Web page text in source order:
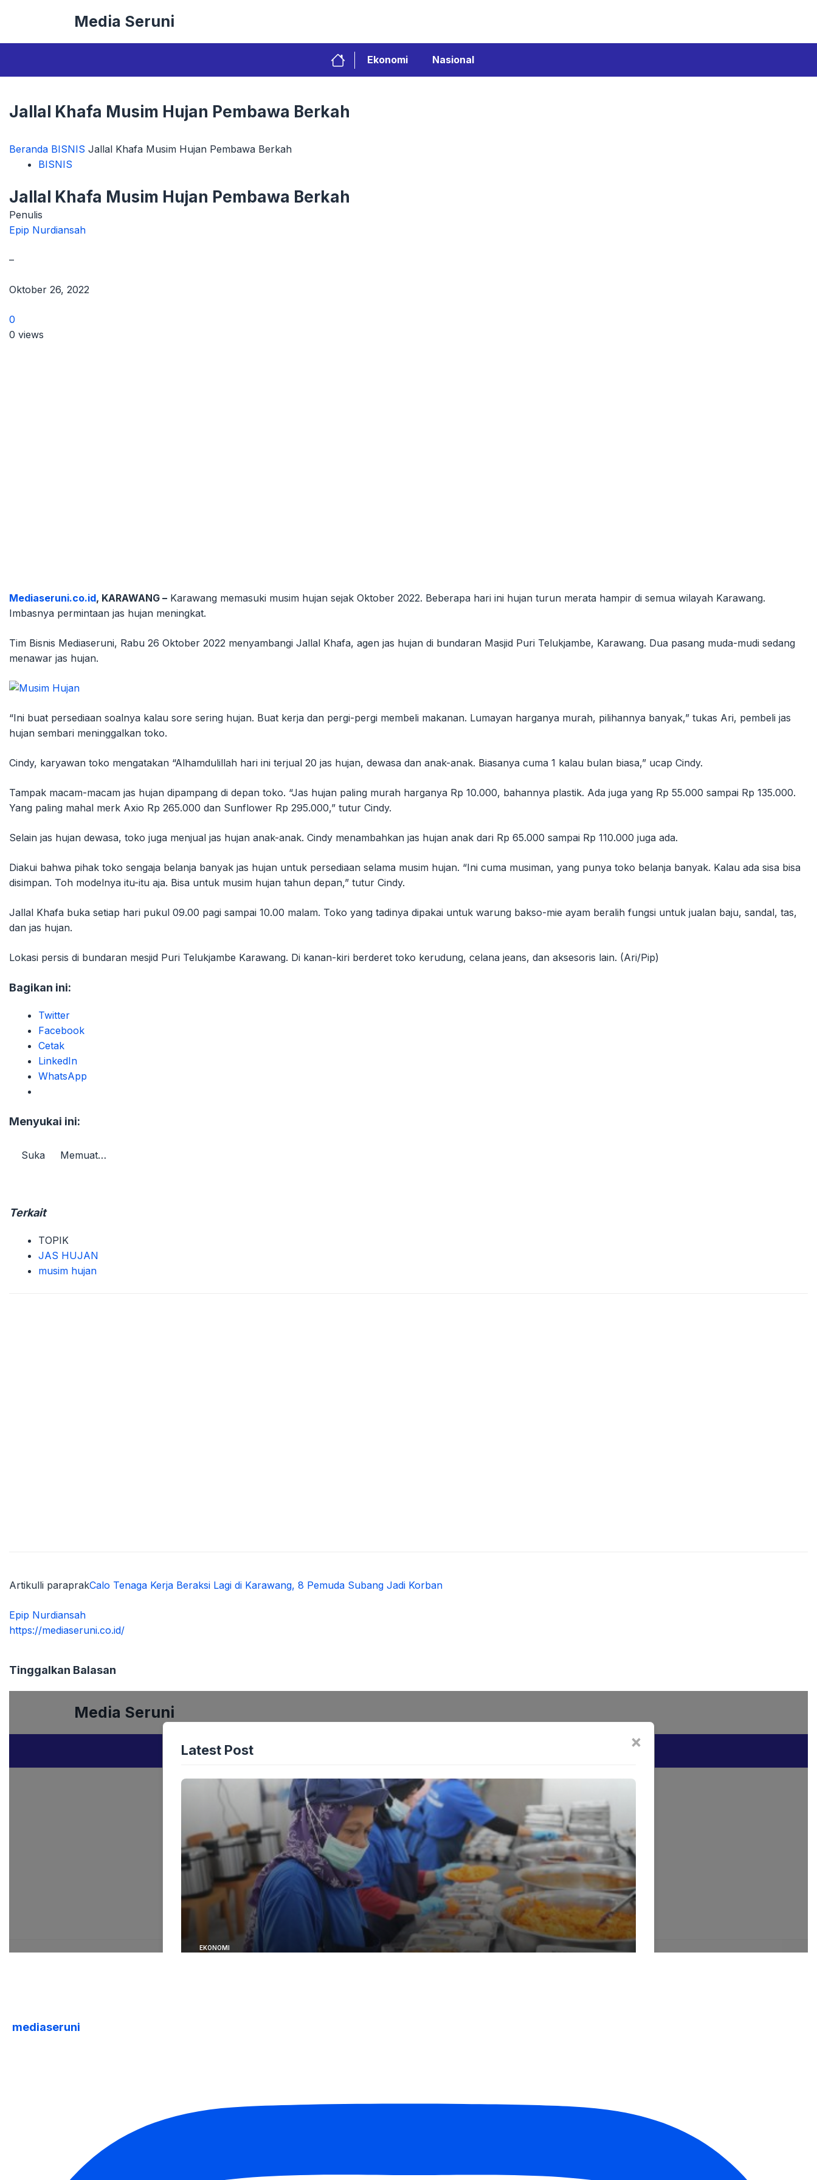
Media Seruni
Ekonomi Nasional
Jallal Khafa Musim Hujan Pembawa Berkah
Beranda BISNIS Jallal Khafa Musim Hujan Pembawa Berkah
BISNIS
Jallal Khafa Musim Hujan Pembawa Berkah
Penulis
Epip Nurdiansah
–
Oktober 26, 2022
0
0 views
Mediaseruni.co.id, KARAWANG – Karawang memasuki musim hujan sejak Oktober 2022. Beberapa hari ini hujan turun merata hampir di semua wilayah Karawang.
Imbasnya permintaan jas hujan meningkat.
Tim Bisnis Mediaseruni, Rabu 26 Oktober 2022 menyambangi Jallal Khafa, agen jas hujan di bundaran Masjid Puri Telukjambe, Karawang. Dua pasang muda-mudi sedang
menawar jas hujan.
“Ini buat persediaan soalnya kalau sore sering hujan. Buat kerja dan pergi-pergi membeli makanan. Lumayan harganya murah, pilihannya banyak,” tukas Ari, pembeli jas
hujan sembari meninggalkan toko.
Cindy, karyawan toko mengatakan “Alhamdulillah hari ini terjual 20 jas hujan, dewasa dan anak-anak. Biasanya cuma 1 kalau bulan biasa,” ucap Cindy.
Tampak macam-macam jas hujan dipampang di depan toko. “Jas hujan paling murah harganya Rp 10.000, bahannya plastik. Ada juga yang Rp 55.000 sampai Rp 135.000.
Yang paling mahal merk Axio Rp 265.000 dan Sunflower Rp 295.000,” tutur Cindy.
Selain jas hujan dewasa, toko juga menjual jas hujan anak-anak. Cindy menambahkan jas hujan anak dari Rp 65.000 sampai Rp 110.000 juga ada.
Diakui bahwa pihak toko sengaja belanja banyak jas hujan untuk persediaan selama musim hujan. “Ini cuma musiman, yang punya toko belanja banyak. Kalau ada sisa bisa
disimpan. Toh modelnya itu-itu aja. Bisa untuk musim hujan tahun depan,” tutur Cindy.
Jallal Khafa buka setiap hari pukul 09.00 pagi sampai 10.00 malam. Toko yang tadinya dipakai untuk warung bakso-mie ayam beralih fungsi untuk jualan baju, sandal, tas,
dan jas hujan.
Lokasi persis di bundaran mesjid Puri Telukjambe Karawang. Di kanan-kiri berderet toko kerudung, celana jeans, dan aksesoris lain. (Ari/Pip)
Bagikan ini:
Twitter
Facebook
Cetak
LinkedIn
WhatsApp
Menyukai ini:
Suka Memuat…
Terkait
TOPIK
JAS HUJAN
musim hujan
Artikulli paraprakCalo Tenaga Kerja Beraksi Lagi di Karawang, 8 Pemuda Subang Jadi Korban
Epip Nurdiansah
https://mediaseruni.co.id/
Tinggalkan Balasan
mediaseruni